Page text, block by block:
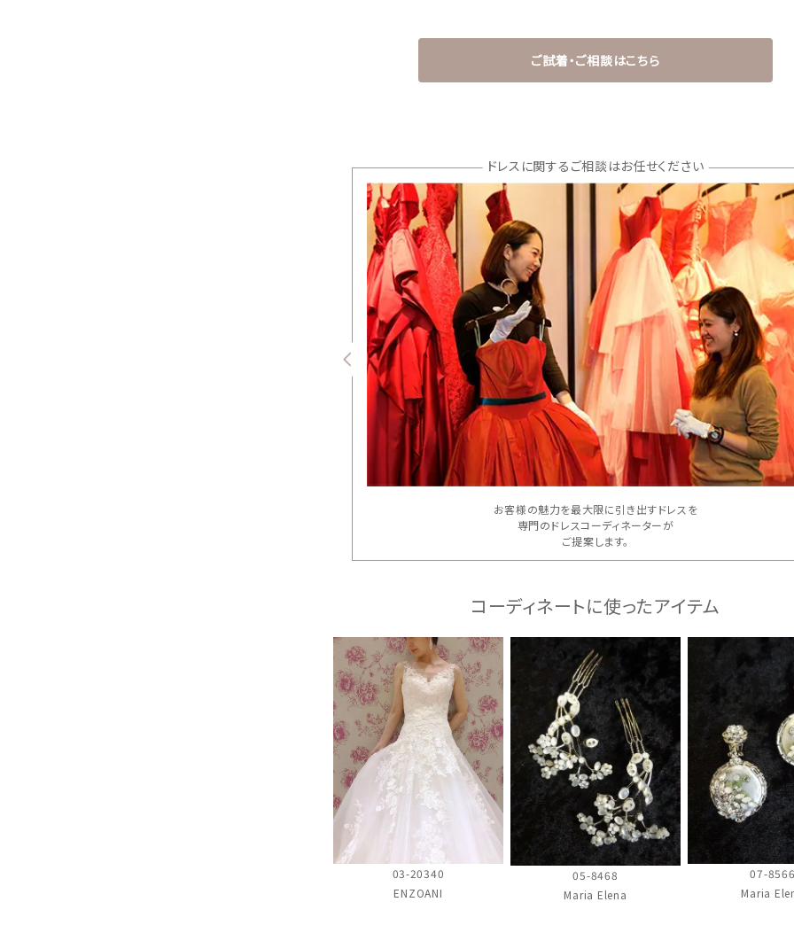
ご試着・ご相談はこちら
ドレスに関するご相談はお任せください
お客様の魅力を最大限に引き出すドレスを
専門のドレスコーディネーターが
ご提案します。
コーディネートに使ったアイテム
03-20340
ENZOANI
05-8468
Maria Elena
07-
Maria